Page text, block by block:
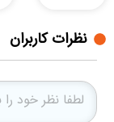
نظرات کاربران